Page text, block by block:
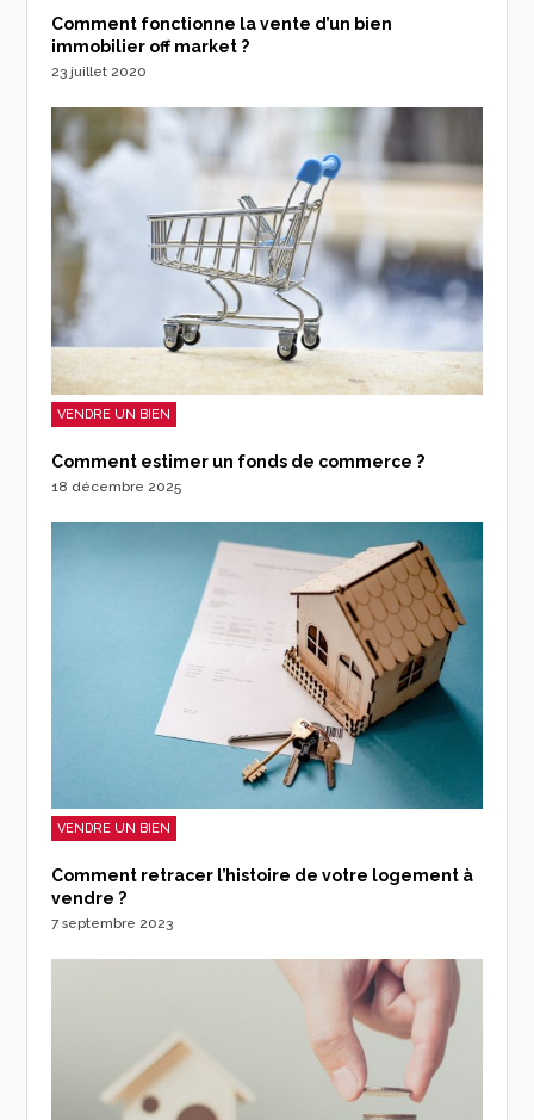
Comment fonctionne la vente d’un bien
immobilier off market ?
23 juillet 2020
VENDRE UN BIEN
Comment estimer un fonds de commerce ?
18 décembre 2025
VENDRE UN BIEN
Comment retracer l’histoire de votre logement à
vendre ?
7 septembre 2023